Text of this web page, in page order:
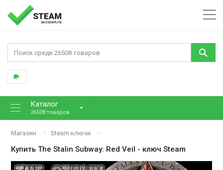
Каталог
26508 товаров
Магазин Steam ключи
КупитьThe Stalin Subway: Red Veil - ключ Steam